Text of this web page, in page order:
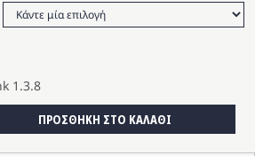
ΠΡΟΣΘΗΚΗ ΣΤΟ ΚΑΛΑΘΙ